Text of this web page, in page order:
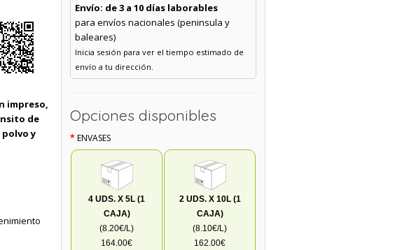
impreso,
de
y
Envío: de 3 a 10 días laborables
para envíos nacionales (peninsula y
baleares)
Inicia sesión para ver el tiempo estimado de
envío a tu dirección.
Opciones disponibles
ENVASES
4 UDS. X 5L (1
CAJA)
(8.20€/L)
164.00€
2 UDS. X 10L (1
CAJA)
(8.10€/L)
162.00€